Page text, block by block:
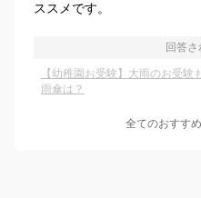
ススメです。
回答さ
【幼稚園お受験】大雨のお受
雨傘は？
全てのおすす